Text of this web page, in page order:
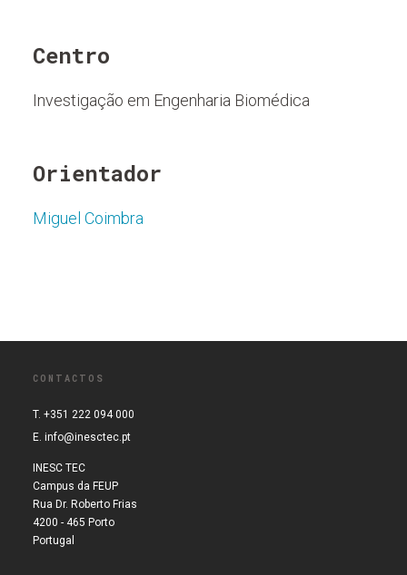
Centro
Investigação em Engenharia Biomédica
Orientador
Miguel Coimbra
CONTACTOS
T. +351 222 094 000
E. info@inesctec.pt
INESC TEC
Campus da FEUP
Rua Dr. Roberto Frias
4200 - 465 Porto
Portugal